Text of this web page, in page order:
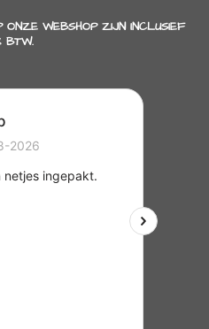
WEBSHOP ZIJN INCLUSIEF
BTW.